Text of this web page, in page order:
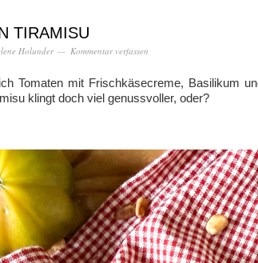
TIRAMISU
Holunder Kommentar verfassen
Tomaten mit Frischkäsecreme, Basilikum
klingt doch viel genussvoller, oder?